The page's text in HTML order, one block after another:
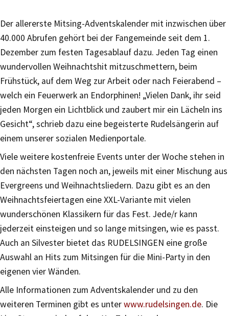
Der allererste Mitsing-Adventskalender mit inzwischen über
40.000 Abrufen gehört bei der Fangemeinde seit dem 1.
Dezember zum festen Tagesablauf dazu. Jeden Tag einen
wundervollen Weihnachtshit mitzuschmettern, beim
Frühstück, auf dem Weg zur Arbeit oder nach Feierabend –
welch ein Feuerwerk an Endorphinen! „Vielen Dank, ihr seid
jeden Morgen ein Lichtblick und zaubert mir ein Lächeln ins
Gesicht“, schrieb dazu eine begeisterte Rudelsängerin auf
einem unserer sozialen Medienportale.
Viele weitere kostenfreie Events unter der Woche stehen in
den nächsten Tagen noch an, jeweils mit einer Mischung aus
Evergreens und Weihnachtsliedern. Dazu gibt es an den
Weihnachtsfeiertagen eine XXL-Variante mit vielen
wunderschönen Klassikern für das Fest. Jede/r kann
jederzeit einsteigen und so lange mitsingen, wie es passt.
Auch an Silvester bietet das RUDELSINGEN eine große
Auswahl an Hits zum Mitsingen für die Mini-Party in den
eigenen vier Wänden.
Alle Informationen zum Adventskalender und zu den
weiteren Terminen gibt es unterwww.rudelsingen.de. Die